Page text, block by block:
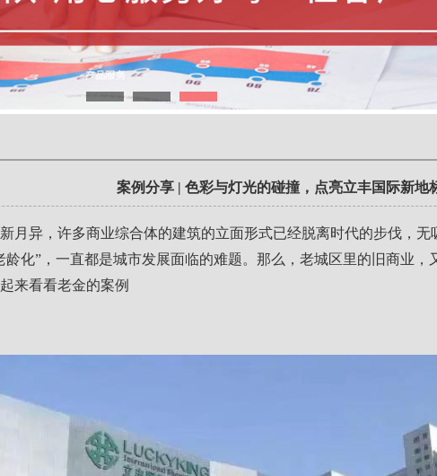
案例分享 | 色彩与灯光的碰撞，点亮立丰国际新地
月异，许多商业综合体的建筑的立面形式已经脱离时代的步伐，无
龄化”，一直都是城市发展面临的难题。那么，老城区里的旧商业，
来看看老金的案例